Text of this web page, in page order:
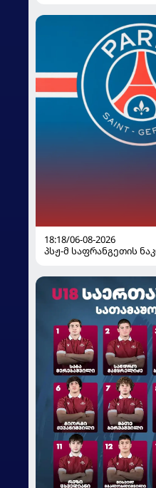
18:18/06-08-2026
პსჟ-მ საფრანგეთის